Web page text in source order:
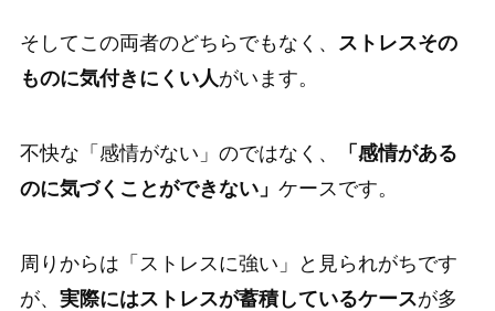
そしてこの両者のどちらでもなく、 ストレスその
ものに気付きにくい人がいます。
不快な「感情がない」のではなく、
「感情がある
のに気づくことができない」 ケースです。
周りからは「ストレスに強い」と見られがちです
が、 実際にはストレスが蓄積しているケースが多